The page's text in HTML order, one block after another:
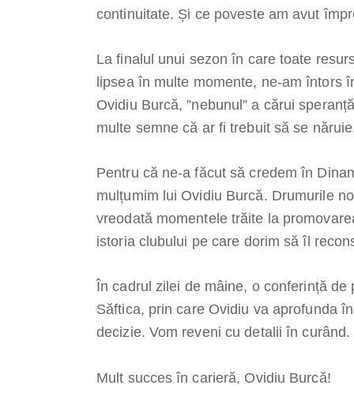
continuitate. Și ce poveste am avut
La finalul unui sezon în care toate
lipsea în multe momente, ne-am întors
Ovidiu Burcă, ”nebunul” a cărui
multe semne că ar fi trebuit să se
Pentru că ne-a făcut să credem în
mulțumim lui Ovidiu Burcă. Drumurile
vreodată momentele trăite la
istoria clubului pe care dorim să îl
În cadrul zilei de mâine, o conferință
Săftica, prin care Ovidiu va aprofunda
decizie. Vom reveni cu detalii în curând.
Mult succes în carieră, Ovidiu Burcă!